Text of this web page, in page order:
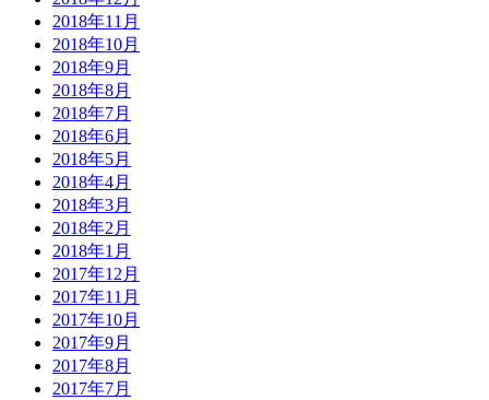
2018年11月
2018年10月
2018年9月
2018年8月
2018年7月
2018年6月
2018年5月
2018年4月
2018年3月
2018年2月
2018年1月
2017年12月
2017年11月
2017年10月
2017年9月
2017年8月
2017年7月